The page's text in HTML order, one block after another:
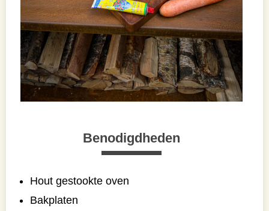
Benodigdheden
Hout gestookte oven
Bakplaten